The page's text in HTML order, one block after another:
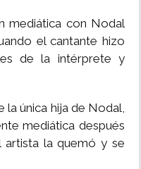
mediática con Nodal
el cantante hizo
de la intérprete y
la única hija de Nodal,
mediática después
la quemó y se